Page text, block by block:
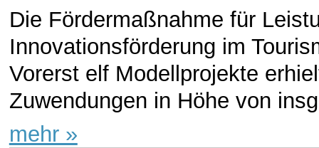
Die Fördermaßnahme für
Innovationsförderung im
Vorerst elf Modellprojekte
Zuwendungen in Höhe von
mehr »